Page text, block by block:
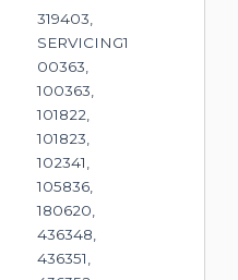
319403,
SERVICING1
00363,
100363,
101822,
101823,
102341,
105836,
180620,
436348,
436351,